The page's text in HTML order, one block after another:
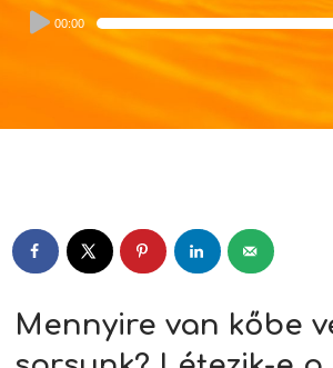
Audio
Player
00:00
Mennyire van kőbe